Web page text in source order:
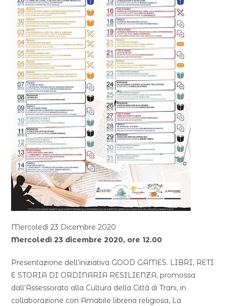
Mercoledì 23 Dicembre 2020
Mercoledì 23 dicembre 2020, ore 12.00
Presentazione dell’iniziativa GOOD GAMES. LIBRI, RETI
E STORIA DI ORDINARIA RESILIENZA, promossa
dall’Assessorato alla Cultura della Città di Trani, in
collaborazione con Amabile libreria religiosa, La